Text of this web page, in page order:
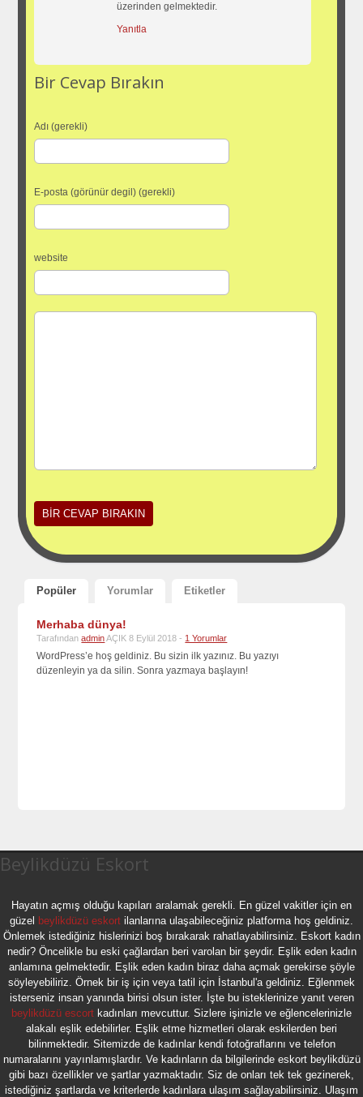
üzerinden gelmektedir.
Yanıtla
Bir Cevap Bırakın
Adı (gerekli)
E-posta (görünür degil) (gerekli)
website
Popüler Yorumlar Etiketler
Merhaba dünya!
TarafındanadminAÇIK 8 Eylül 2018 - 1 Yorumlar
WordPress’e hoş geldiniz. Bu sizin ilk yazınız. Bu yazıyı
düzenleyin ya da silin. Sonra yazmaya başlayın!
Beylikdüzü Eskort
Hayatın açmış olduğu kapıları aralamak gerekli. En güzel vakitler için en
güzel beylikdüzü eskort ilanlarına ulaşabileceğiniz platforma hoş geldiniz.
Önlemek istediğiniz hislerinizi boş bırakarak rahatlayabilirsiniz. Eskort kadın
nedir? Öncelikle bu eski çağlardan beri varolan bir şeydir. Eşlik eden kadın
anlamına gelmektedir. Eşlik eden kadın biraz daha açmak gerekirse şöyle
söyleyebiliriz. Örnek bir iş için veya tatil için İstanbul'a geldiniz. Eğlenmek
isterseniz insan yanında birisi olsun ister. İşte bu isteklerinize yanıt veren
beylikdüzü escort kadınları mevcuttur. Sizlere işinizle ve eğlencelerinizle
alakalı eşlik edebilirler. Eşlik etme hizmetleri olarak eskilerden beri
bilinmektedir. Sitemizde de kadınlar kendi fotoğraflarını ve telefon
numaralarını yayınlamışlardır. Ve kadınların da bilgilerinde eskort beylikdüzü
gibi bazı özellikler ve şartlar yazmaktadır. Siz de onları tek tek gezinerek,
istediğiniz şartlarda ve kriterlerde kadınlara ulaşım sağlayabilirsiniz. Ulaşım